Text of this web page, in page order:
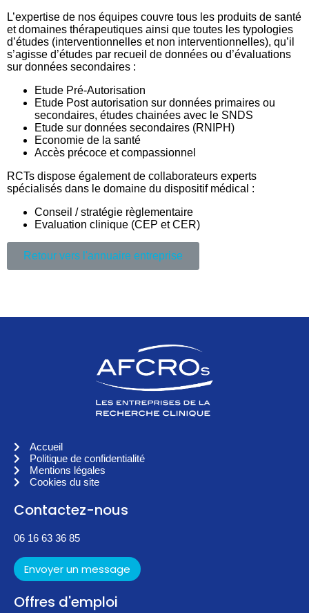
L’expertise de nos équipes couvre tous les produits de santé
et domaines thérapeutiques ainsi que toutes les typologies
d’études (interventionnelles et non interventionnelles), qu’il
s’agisse d’études par recueil de données ou d’évaluations
sur données secondaires :
Etude Pré-Autorisation
Etude Post autorisation sur données primaires ou
secondaires, études chainées avec le SNDS
Etude sur données secondaires (RNIPH)
Economie de la santé
Accès précoce et compassionnel
RCTs dispose également de collaborateurs experts
spécialisés dans le domaine du dispositif médical :
Conseil / stratégie règlementaire
Evaluation clinique (CEP et CER)
Retour vers l'annuaire entreprise
Accueil
Politique de confidentialité
Mentions légales
Cookies du site
Contactez-nous
06 16 63 36 85
Envoyer un message
Offres d'emploi